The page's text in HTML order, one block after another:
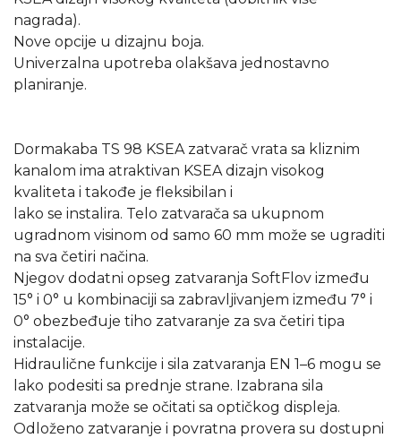
nagrada).
Nove opcije u dizajnu boja.
Univerzalna upotreba olakšava jednostavno
planiranje.
Dormakaba TS 98 KSEA zatvarač vrata sa kliznim
kanalom ima atraktivan KSEA dizajn visokog
kvaliteta i takođe je fleksibilan i
lako se instalira. Telo zatvarača sa ukupnom
ugradnom visinom od samo 60 mm može se ugraditi
na sva četiri načina.
Njegov dodatni opseg zatvaranja SoftFlov između
15° i 0° u kombinaciji sa zabravljivanjem između 7° i
0° obezbeđuje tiho zatvaranje za sva četiri tipa
instalacije.
Hidraulične funkcije i sila zatvaranja EN 1–6 mogu se
lako podesiti sa prednje strane. Izabrana sila
zatvaranja može se očitati sa optičkog displeja.
Odloženo zatvaranje i povratna provera su dostupni